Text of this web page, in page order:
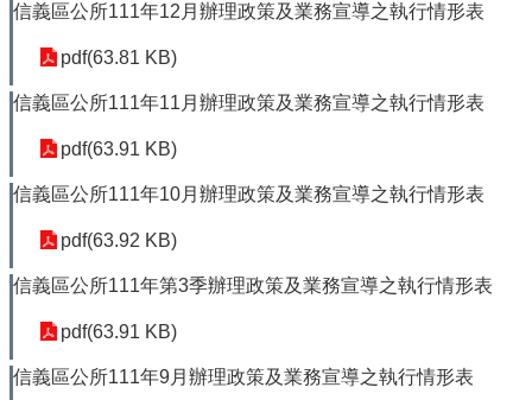
信義區公所111年12月辦理政策及業務宣導之執行情形表
pdf(63.81 KB)
信義區公所111年11月辦理政策及業務宣導之執行情形表
pdf(63.91 KB)
信義區公所111年10月辦理政策及業務宣導之執行情形表
pdf(63.92 KB)
信義區公所111年第3季辦理政策及業務宣導之執行情形表
pdf(63.91 KB)
信義區公所111年9月辦理政策及業務宣導之執行情形表